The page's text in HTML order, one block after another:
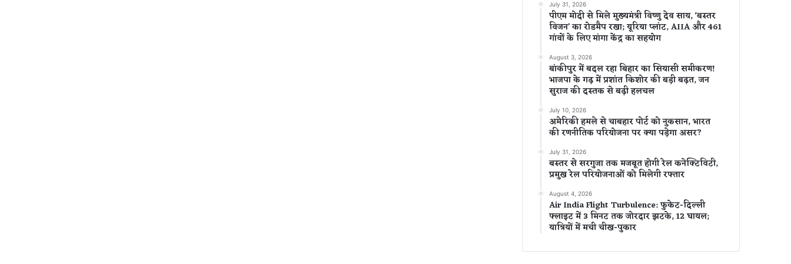
July 31, 2026
पीएम मोदी से मिले मुख्यमंत्री विष्णु देव साय, ‘बस्तर
विजन’ का रोडमैप रखा; यूरिया प्लांट, AIIA और 461
गांवों के लिए मांगा केंद्र का सहयोग
August 3, 2026
बांकीपुर में बदल रहा बिहार का सियासी समीकरण!
भाजपा के गढ़ में प्रशांत किशोर की बड़ी बढ़त, जन
सुराज की दस्तक से बढ़ी हलचल
July 10, 2026
अमेरिकी हमले से चाबहार पोर्ट को नुकसान, भारत
की रणनीतिक परियोजना पर क्या पड़ेगा असर?
July 31, 2026
बस्तर से सरगुजा तक मजबूत होगी रेल कनेक्टिविटी,
प्रमुख रेल परियोजनाओं को मिलेगी रफ्तार
August 4, 2026
Air India Flight Turbulence: फुकेट-दिल्ली
फ्लाइट में 3 मिनट तक जोरदार झटके, 12 घायल;
यात्रियों में मची चीख-पुकार